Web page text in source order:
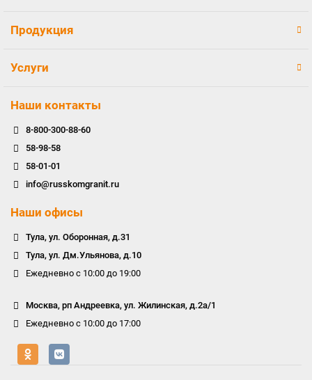
Продукция
Услуги
Наши контакты
8-800-300-88-60
58-98-58
58-01-01
info@russkomgranit.ru
Наши офисы
Тула, ул. Оборонная, д.31
Тула, ул. Дм.Ульянова, д.10
Ежедневно с 10:00 до 19:00
Москва, рп Андреевка, ул. Жилинская, д.2а/1
Ежедневно с 10:00 до 17:00